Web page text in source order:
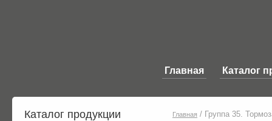
Главная Каталог
Каталог продукции Главная / Группа 35.